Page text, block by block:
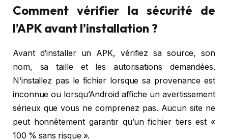
Comment vérifier la sécurité de
l’APK avant l’installation ?
Avant d’installer un APK, vérifiez sa source, son
nom, sa taille et les autorisations demandées.
N’installez pas le fichier lorsque sa provenance est
inconnue ou lorsqu’Android affiche un avertissement
sérieux que vous ne comprenez pas. Aucun site ne
peut honnêtement garantir qu’un fichier tiers est «
100 % sans risque ».